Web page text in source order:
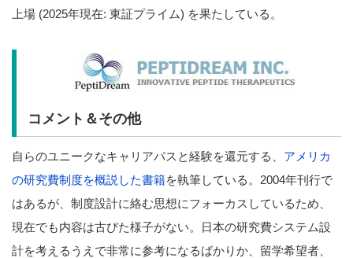
上場 (2025年現在: 東証プライム) を果たしている。
コメント＆その他
自らのユニークなキャリアパスと経験を還元する、 アメリカ
の研究費制度を概説した書籍を執筆している。2004年刊行で
はあるが、制度設計に絡む思想にフォーカスしているため、
現在でも内容は古びた様子がない。日本の研究費システム設
計を考えるうえで非常に参考になるばかりか、留学希望者、